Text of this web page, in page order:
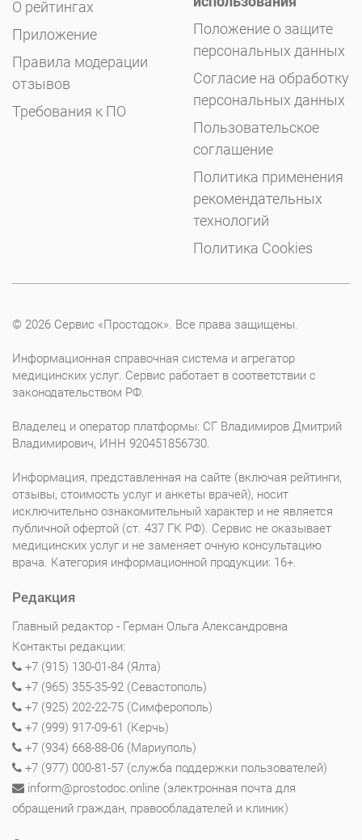
О рейтингах
Приложение
Правила модерации
отзывов
Требования к ПО
Положение о защите
персональных данных
Согласие на обработку
персональных данных
Пользовательское
соглашение
Политика применения
рекомендательных
технологий
Политика Cookies
© 2026 Сервис «Простодок». Все права защищены.
Информационная справочная система и агрегатор
медицинских услуг. Сервис работает в соответствии с
законодательством РФ.
Владелец и оператор платформы: СГ Владимиров Дмитрий
Владимирович, ИНН 920451856730.
Информация, представленная на сайте (включая рейтинги,
отзывы, стоимость услуг и анкеты врачей), носит
исключительно ознакомительный характер и не является
публичной офертой (ст. 437 ГК РФ). Сервис не оказывает
медицинских услуг и не заменяет очную консультацию
врача. Категория информационной продукции: 16+.
Редакция
Главный редактор - Герман Ольга Александровна
Контакты редакции:
+7 (915) 130-01-84 (Ялта)
+7 (965) 355-35-92 (Севастополь)
+7 (925) 202-22-75 (Симферополь)
+7 (999) 917-09-61 (Керчь)
+7 (934) 668-88-06 (Мариуполь)
+7 (977) 000-81-57 (служба поддержки пользователей)
inform@prostodoc.online (электронная почта для
обращений граждан, правообладателей и клиник)